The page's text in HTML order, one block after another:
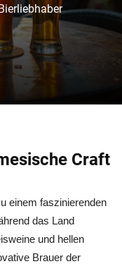
Craft
einem faszinierenden
das Land
und hellen
Brauer der